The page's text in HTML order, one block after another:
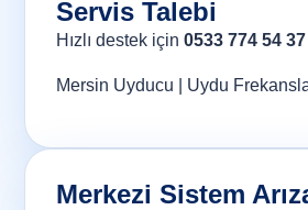
Servis Talebi
Hızlı destek için 0533 774 54 37
Mersin Uyducu Uydu
Merkezi Sistem